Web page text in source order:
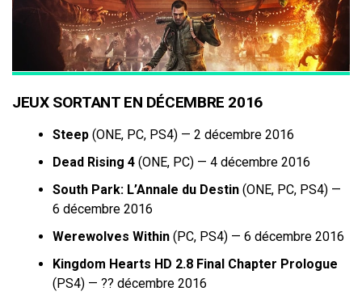
JEUX SORTANT EN DÉCEMBRE 2016
Steep (ONE, PC, PS4) — 2 décembre 2016
Dead Rising 4 (ONE, PC) — 4 décembre 2016
South Park: L’Annale du Destin (ONE, PC, PS4) —
6 décembre 2016
Werewolves Within (PC, PS4) — 6 décembre 2016
Kingdom Hearts HD 2.8 Final Chapter Prologue
(PS4) — ?? décembre 2016